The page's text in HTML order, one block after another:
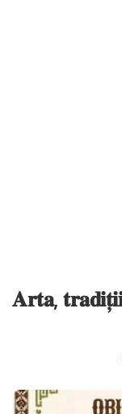
𝐀𝐫𝐭𝐚,